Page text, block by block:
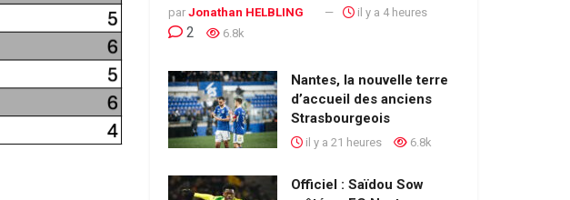
par Jonathan HELBLING il y a 4 heures
2 6.8k
Nantes, la nouvelle terre
d’accueil des anciens
Strasbourgeois
il y a 21 heures 6.8k
Officiel : Saïdou Sow